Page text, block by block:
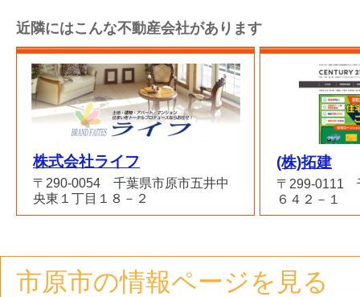
近隣にはこんな不動産会社があります
株式会社ライフ
〒290-0054 千葉県市原市五井中
央東１丁目１８－２
(株)拓建
〒299-0111
６４２－１
市原市の情報ページを見る